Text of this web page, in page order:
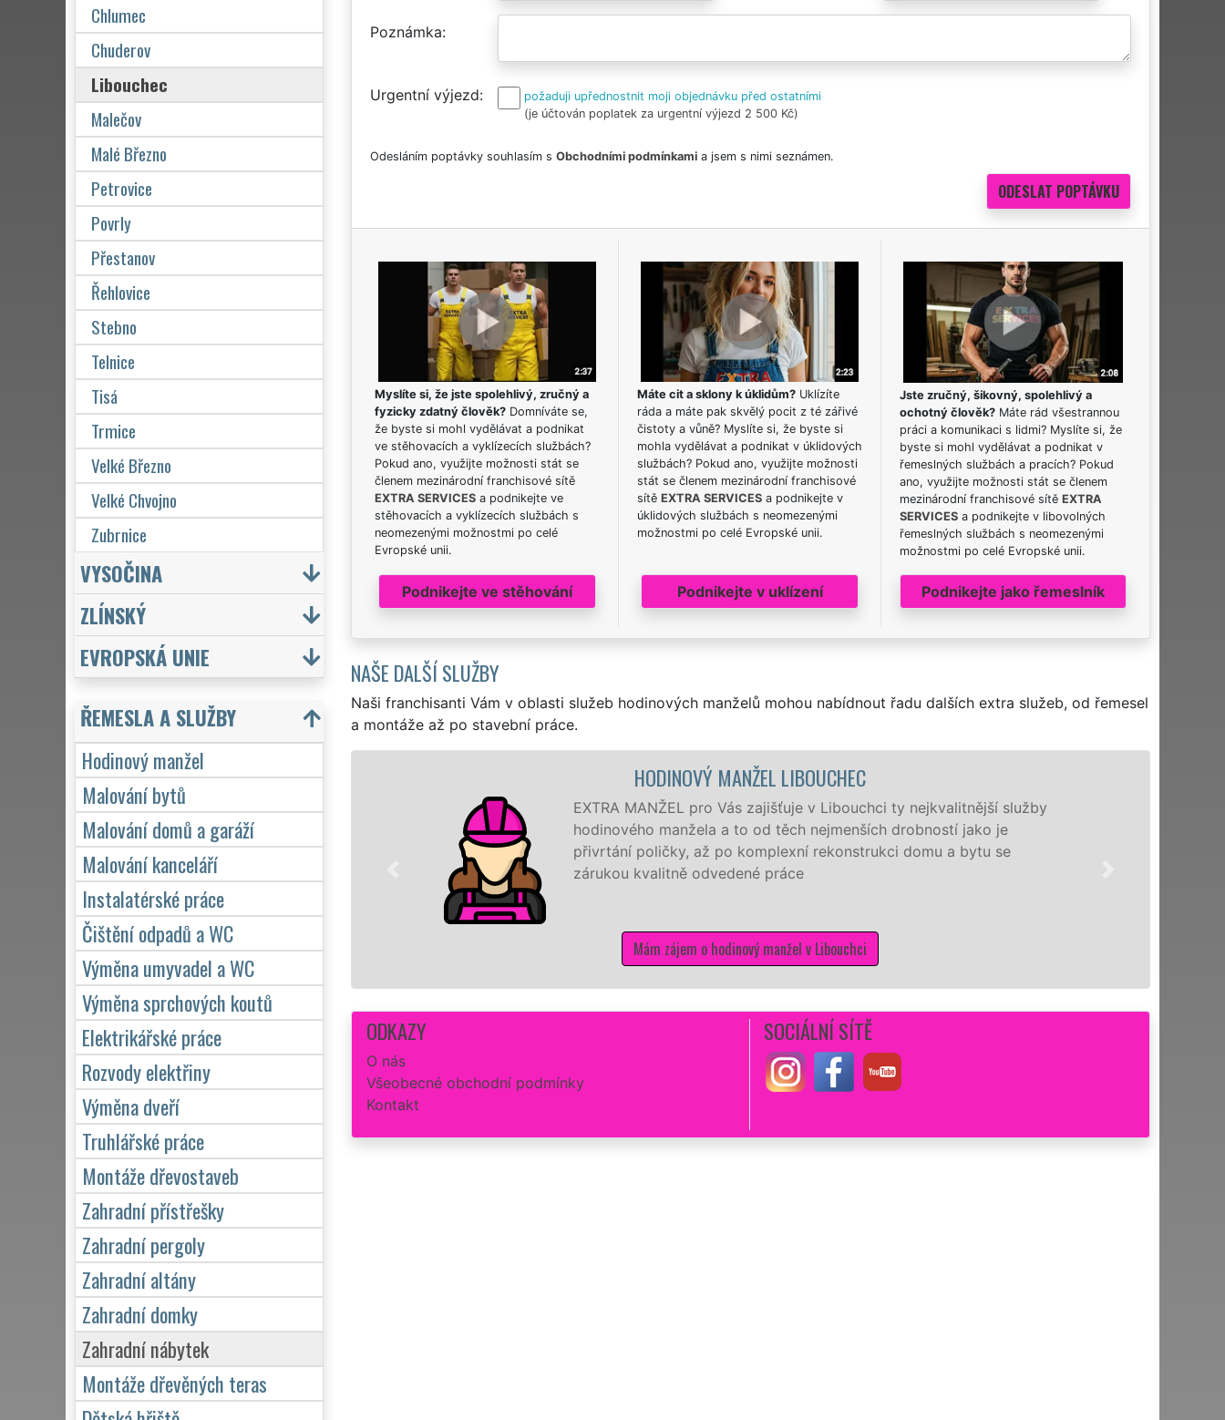
Poznámka
Urgentní výjezd
požaduji upřednostnit moji objednávku před ostatními
(je účtován poplatek za urgentní výjezd 2 500 Kč)
Odesláním poptávky souhlasím s Obchodními podmínkamia jsem s nimi seznámen.
Myslíte si, že jste spolehlivý, zručný a
fyzicky zdatný člověk?Domníváte se,
že byste si mohl vydělávat a podnikat
ve stěhovacích a vyklízecích službách?
Pokud ano, využijte možnosti stát se
členem mezinárodní franchisové sítě
EXTRA SERVICESa podnikejte ve
stěhovacích a vyklízecích službách s
neomezenými možnostmi po celé
Evropské unii.
Podnikejte ve stěhování
Máte cit a sklony k úklidům?Uklízíte
ráda a máte pak skvělý pocit z té zářivé
čistoty a vůně? Myslíte si, že byste si
mohla vydělávat a podnikat v úklidových
službách? Pokud ano, využijte možnosti
stát se členem mezinárodní franchisové
sítě EXTRA SERVICESa podnikejte v
úklidových službách s neomezenými
možnostmi po celé Evropské unii.
Podnikejte v uklízení
Jste zručný, šikovný, spolehlivý a
ochotný člověk? Máte rád všestrannou
práci a komunikaci s lidmi? Myslíte si, že
byste si mohl vydělávat a podnikat v
řemeslných službách a pracích? Pokud
ano, využijte možnosti stát se členem
mezinárodní franchisové sítěEXTRA
SERVICES a podnikejte v libovolných
řemeslných službách s neomezenými
možnostmi po celé Evropské unii.
Podnikejte jako řemeslník
NAŠE DALŠÍ SLUŽBY
Naši franchisanti Vám v oblasti služeb hodinových manželů mohou nabídnout řadu dalších extra služeb, od řemesel
a montáže až po stavební práce.
HODINOVÝ MANŽEL LIBOUCHEC
EXTRA MANŽEL pro Vás zajišťuje v Libouchci ty nejkvalitnější služby
hodinového manžela a to od těch nejmenších drobností jako je
přivrtání poličky, až po komplexní rekonstrukci domu a bytu se
zárukou kvalitně odvedené práce
Mám zájem o hodinový manžel v Libouchci
ODKAZY
O nás
Všeobecné obchodní podmínky
Kontakt
SOCIÁLNÍ SÍTĚ
Chlumec
Chuderov
Libouchec
Malečov
Malé Březno
Petrovice
Povrly
Přestanov
Řehlovice
Stebno
Telnice
Tisá
Trmice
Velké Březno
Velké Chvojno
Zubrnice
VYSOČINA
ZLÍNSKÝ
EVROPSKÁ UNIE
ŘEMESLA A SLUŽBY
Hodinový manžel
Malování bytů
Malování domů a garáží
Malování kanceláří
Instalatérské práce
Čištění odpadů a WC
Výměna umyvadel a WC
Výměna sprchových koutů
Elektrikářské práce
Rozvody elektřiny
Výměna dveří
Truhlářské práce
Montáže dřevostaveb
Zahradní přístřešky
Zahradní pergoly
Zahradní altány
Zahradní domky
Zahradní nábytek
Montáže dřevěných teras